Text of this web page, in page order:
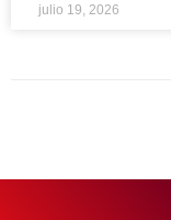
julio 19, 2026